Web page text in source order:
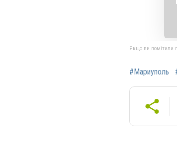
Якщо ви помітили
#Мариуполь